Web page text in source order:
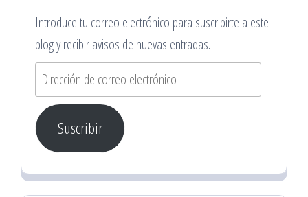
Introduce tu correo electrónico para suscribirte a este
blog y recibir avisos de nuevas entradas.
Dirección
de
correo
electrónico
Suscribir